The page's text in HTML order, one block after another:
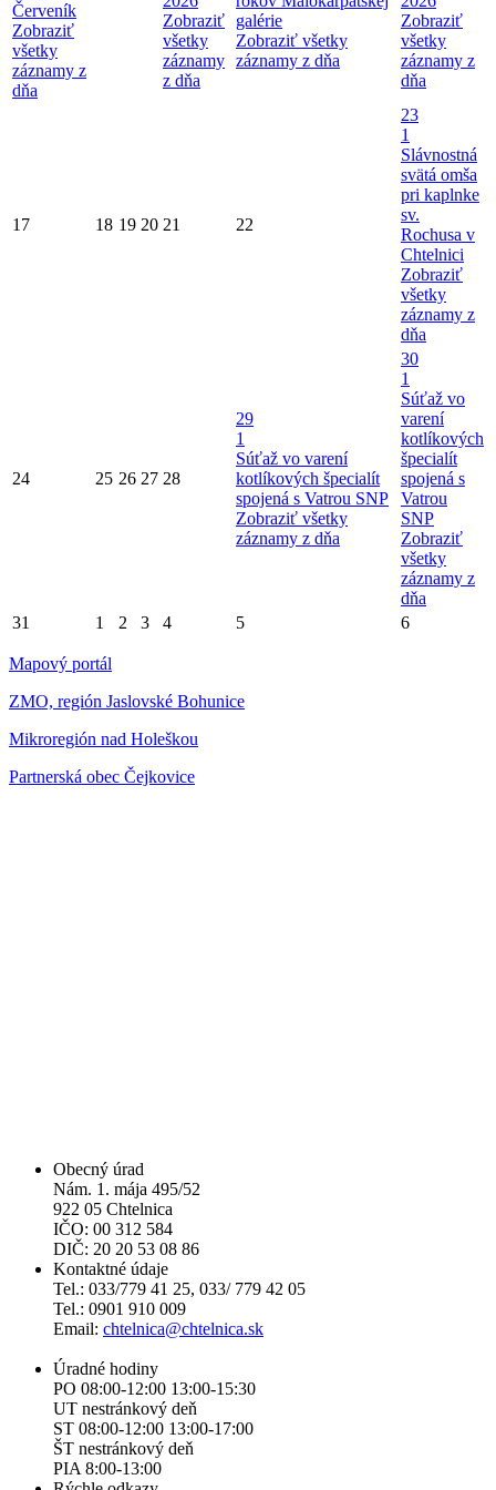
Červeník
Zobraziť
všetky
záznamy z
dňa
Zobraziť
všetky
záznamy
z dňa
galérie
Zobraziť všetky
záznamy z dňa
Zobraziť
všetky
záznamy z
dňa
17 18 19 20 21 22
23
1
Slávnostná
svätá omša
pri kaplnke
sv.
Rochusa v
Chtelnici
Zobraziť
všetky
záznamy z
dňa
24 25 26 27 28
29
1
Súťaž vo varení
kotlíkových špecialít
spojená s Vatrou SNP
Zobraziť všetky
záznamy z dňa
30
1
Súťaž vo
varení
kotlíkových
špecialít
spojená s
Vatrou
SNP
Zobraziť
všetky
záznamy z
dňa
31
1 2 3 4 5 6
Mapový portál
ZMO, región Jaslovské Bohunice
Mikroregión nad Holeškou
Partnerská obec Čejkovice
Obecný úrad
Nám. 1. mája 495/52
922 05 Chtelnica
IČO: 00 312 584
DIČ: 20 20 53 08 86
Kontaktné údaje
Tel.: 033/779 41 25, 033/ 779 42 05
Tel.: 0901 910 009
Email: chtelnica@chtelnica.sk
Úradné hodiny
PO 08:00-12:00 13:00-15:30
UT nestránkový deň
ST 08:00-12:00 13:00-17:00
ŠT nestránkový deň
PIA 8:00-13:00